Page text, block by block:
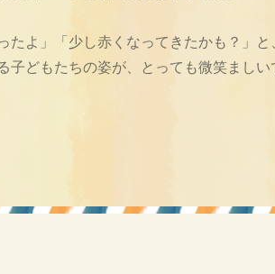
たよ」「少し赤くなってきたかも？」
子どもたちの姿が、とっても微笑ましい